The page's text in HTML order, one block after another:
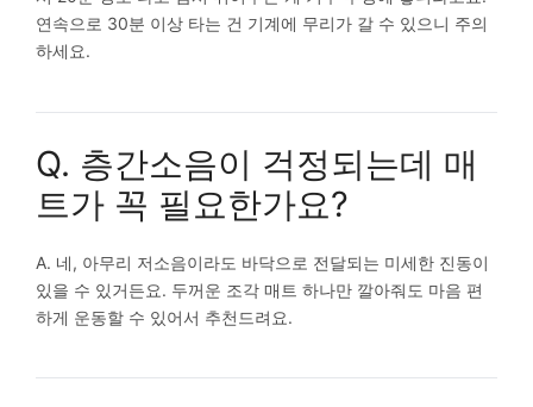
연속으로 30분 이상 타는 건 기계에 무리가 갈 수 있으니 주의
하세요.
Q. 층간소음이 걱정되는데 매
트가 꼭 필요한가요?
A. 네, 아무리 저소음이라도 바닥으로 전달되는 미세한 진동이
있을 수 있거든요. 두꺼운 조각 매트 하나만 깔아줘도 마음 편
하게 운동할 수 있어서 추천드려요.